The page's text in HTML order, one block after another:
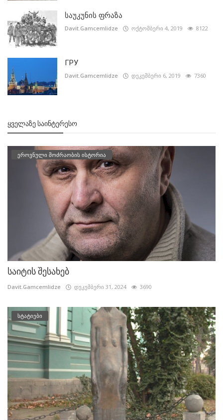
საუკუნის ფრაზა
Davit.Gamcemlidze ოქტომბერი 4, 2019 8122
ГРУ
Davit.Gamcemlidze დეკემბერი 6, 2019 7360
ᲧᲕᲔᲚᲐᲖᲔ ᲡᲐᲘᲜᲢᲔᲠᲔᲡᲝ
ეროვნული მოძრაობის ისტორია
საიტის შესახებ
Davit.Gamcemlidze დეკემბერი 31, 2024 3690
სტატიები